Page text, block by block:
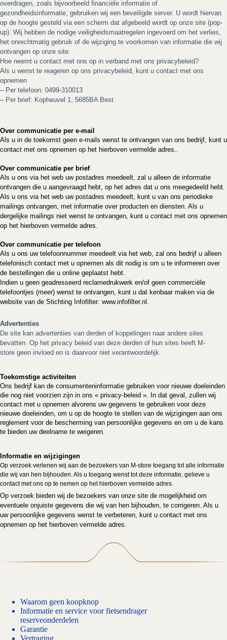
overdragen, zoals bijvoorbeeld financiële informatie of
gezondheidsinformatie, gebruiken wij een beveiligde server. U wordt hiervan
op de hoogte gesteld via een scherm dat afgebeeld wordt op onze site (pop-
up). Wij hebben de nodige veiligheidsmaatregelen ingevoerd om het verlies,
het onrechtmatig gebruik of de wijziging te voorkomen van informatie die wij
ontvangen op onze site.
Hoe neemt u contact met ons op in verband met ons privacybeleid?
Als u wenst te reageren op ons privacybeleid, kunt u contact met ons
opnemen
– Per telefoon: 0499-310013
– Per brief: Kopheuvel 1, 5685BA Best
Over communicatie per e-mail
Als u in de toekomst geen e-mails wenst te ontvangen van ons bedrijf, kunt u
contact met ons opnemen op het hierboven vermelde adres..
Over communicatie per brief
Als u ons via het web uw postadres meedeelt, zal u alleen de informatie
ontvangen die u aangevraagd hebt, op het adres dat u ons meegedeeld hebt.
Als u ons via het web uw postadres meedeelt, kunt u van ons periodieke
mailings ontvangen, met informatie over producten en diensten. Als u
dergelijke mailings niet wenst te ontvangen, kunt u contact met ons opnemen
op het hierboven vermelde adres.
Over communicatie per telefoon
Als u ons uw telefoonnummer meedeelt via het web, zal ons bedrijf u alleen
telefonisch contact met u opnemen als dit nodig is om u te informeren over
de bestellingen die u online geplaatst hebt.
Indien u geen geadresseerd reclamedrukwerk en/of geen commerciële
telefoontjes (meer) wenst te ontvangen, kunt u dat kenbaar maken via de
website van de Stichting Infofilter: www.infofilter.nl.
Advertenties
De site kan advertenties van derden of koppelingen naar andere sites
bevatten. Op het privacy beleid van deze derden of hun sites heeft M-
store geen invloed en is daarvoor niet verantwoordelijk.
Toekomstige activiteiten
Ons bedrijf kan de consumenteninformatie gebruiken voor nieuwe doeleinden
die nog niet voorzien zijn in ons « privacy-beleid ». In dat geval, zullen wij
contact met u opnemen alvorens uw gegevens te gebruiken voor deze
nieuwe doeleinden, om u op de hoogte te stellen van de wijzigingen aan ons
reglement voor de bescherming van persoonlijke gegevens en om u de kans
te bieden uw deelname te weigeren.
Informatie en wijzigingen
Op verzoek verlenen wij aan de bezoekers van M-store toegang tot alle informatie
die wij van hen bijhouden. Als u toegang wenst tot deze informatie, gelieve u
contact met ons op te nemen op het hierboven vermelde adres.
Op verzoek bieden wij de bezoekers van onze site de mogelijkheid om
eventuele onjuiste gegevens die wij van hen bijhouden, te corrigeren. Als u
uw persoonlijke gegevens wenst te verbeteren, kunt u contact met ons
opnemen op het hierboven vermelde adres.
Waarom geen koopknop
Informatie en service voor fietsendrager
reserveonderdelen
Garantie
Vertraging